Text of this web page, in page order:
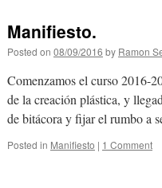
Manifiesto.
Posted on 08/09/2016 by Ramon
Comenzamos el curso 2016-
de la creación plástica, y
de bitácora y fijar el rumbo a
Posted in Manifiesto | 1 Comment